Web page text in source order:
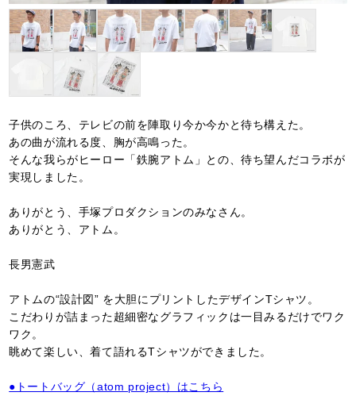
子供のころ、テレビの前を陣取り今か今かと待ち構えた。
あの曲が流れる度、胸が高鳴った。
そんな我らがヒーロー「鉄腕アトム」との、待ち望んだコラボが
実現しました。
ありがとう、手塚プロダクションのみなさん。
ありがとう、アトム。
長男憲武
アトムの“設計図” を大胆にプリントしたデザインTシャツ。
こだわりが詰まった超細密なグラフィックは一目みるだけでワク
ワク。
眺めて楽しい、着て語れるTシャツができました。
●トートバッグ（atom project）はこちら